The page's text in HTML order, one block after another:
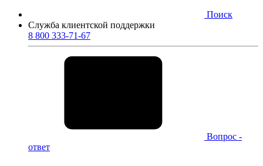
Поиск
Служба клиентской поддержки
8 800 333-71-67
Вопрос -
ответ